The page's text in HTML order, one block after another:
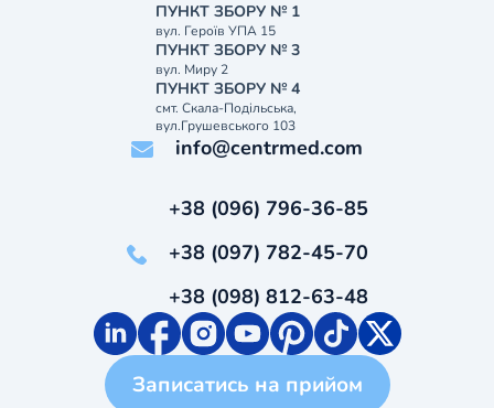
ПУНКТ ЗБОРУ № 1
вул. Героїв УПА 15
ПУНКТ ЗБОРУ № 3
вул. Миру 2
ПУНКТ ЗБОРУ № 4
смт. Скала-Подільська,
вул.Грушевського 103
info@centrmed.com
+38 (096) 796-36-85
+38 (097) 782-45-70
+38 (098) 812-63-48
Записатись на прийом